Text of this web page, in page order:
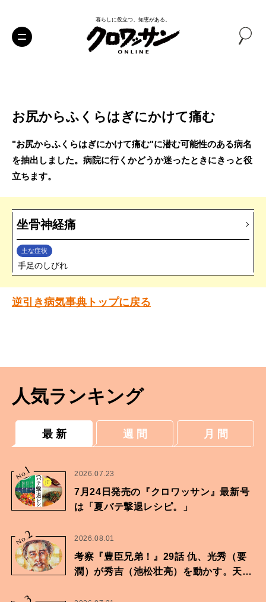
暮らしに役立つ、知恵がある。
お尻からふくらはぎにかけて痛む
"お尻からふくらはぎにかけて痛む"に潜む可能性のある病名
を抽出しました。病院に行くかどうか迷ったときにきっと役
立ちます。
坐骨神経痛
主な症状
手足のしびれ
逆引き病気事典トップに戻る
人気ランキング
最 新 週 間 月 間
No.
1 2026.07.23
7月24日発売の『クロワッサン』最新号
は「夏バテ撃退レシピ。」
No.2 2026.08.01
考察『豊臣兄弟！』29話 仇、光秀（要
潤）が秀吉（池松壮亮）を動かす。天下
3